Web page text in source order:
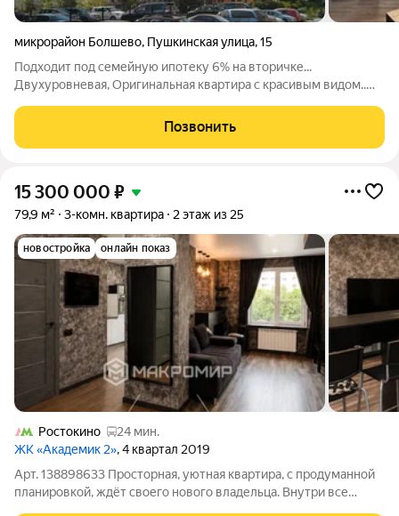
микрорайон Болшево, Пушкинская улица,15
Подходит под семейную ипотеку 6% на вторичке...
Двухуровневая, Оригинальная квартира с красивым видом..
школы, детские сады и т. Д. на расстоянии не более 1-10 мин.
Пешком! Парковка на все вкусы:
Позвонить
15 300 000 ₽
79,9 м² 3-комн. квартира 2 этаж из 25
новостройка онлайн показ
Ростокино
24 мин.
ЖК «Академик 2», 4 квартал 2019
Арт. 138898633 Просторная, уютная квартира, с продуманной
планировкой, ждёт своего нового владельца. Внутри все